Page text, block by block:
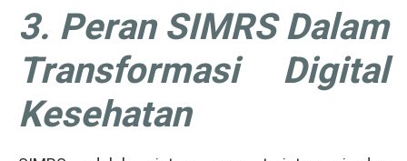
3. Peran SIMRS Dalam
Transformasi Digital
Kesehatan